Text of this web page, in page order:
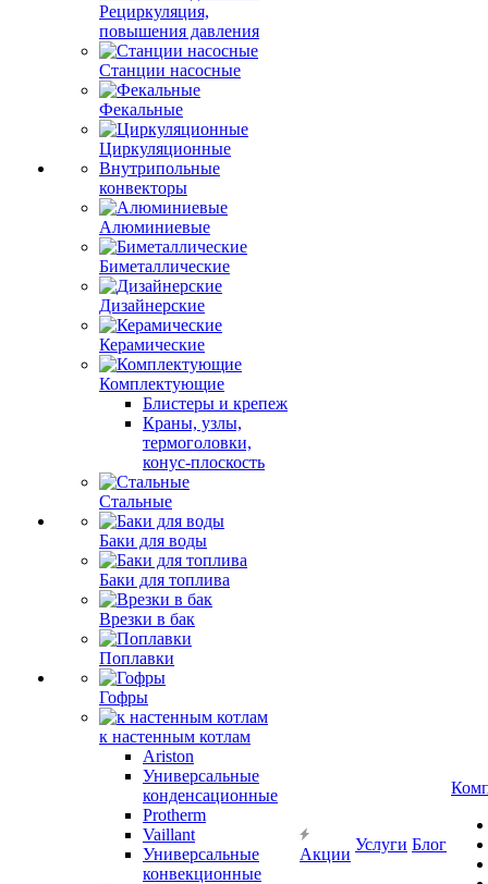
Рециркуляция,
повышения давления
Станции насосные
Фекальные
Циркуляционные
Внутрипольные
конвекторы
Алюминиевые
Биметаллические
Дизайнерские
Керамические
Комплектующие
Блистеры и крепеж
Краны, узлы,
термоголовки,
конус-плоскость
Стальные
Баки для воды
Баки для топлива
Врезки в бак
Поплавки
Гофры
к настенным котлам
Ariston
Универсальные
конденсационные
Protherm
Vaillant
Универсальные
конвекционные
Акции
Услуги Блог